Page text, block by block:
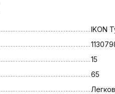
IKON
15
65